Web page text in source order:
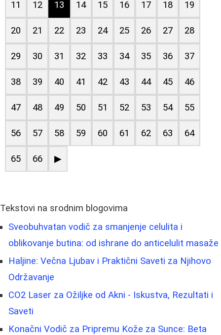
11 12 13 14 15 16 17 18 19
20 21 22 23 24 25 26 27 28
29 30 31 32 33 34 35 36 37
38 39 40 41 42 43 44 45 46
47 48 49 50 51 52 53 54 55
56 57 58 59 60 61 62 63 64
65 66 ▶
Tekstovi na srodnim blogovima
Sveobuhvatan vodič za smanjenje celulita i
oblikovanje butina: od ishrane do anticelulit masaže
Haljine: Večna Ljubav i Praktični Saveti za Njihovo
Održavanje
CO2 Laser za Ožiljke od Akni - Iskustva, Rezultati i
Saveti
Konačni Vodič za Pripremu Kože za Sunce: Beta